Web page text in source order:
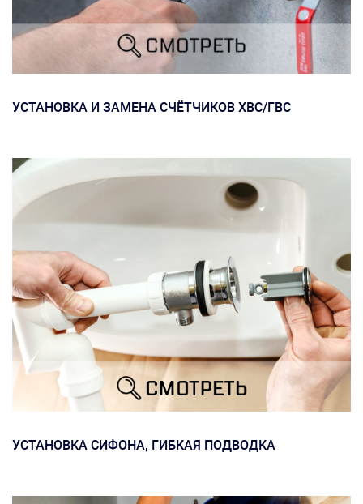
УСТАНОВКА И ЗАМЕНА СЧЁТЧИКОВ ХВС/ГВС
УСТАНОВКА СИФОНА, ГИБКАЯ ПОДВОДКА